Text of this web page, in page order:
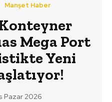
Manşet Haber
Mega Port
Yeni
Pazar 2026